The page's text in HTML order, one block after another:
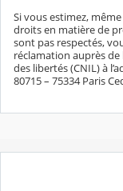
Si vous estimez,
droits en matière de
sont pas respectés,
réclamation auprès
des libertés (CNIL) à
80715 – 75334 Paris